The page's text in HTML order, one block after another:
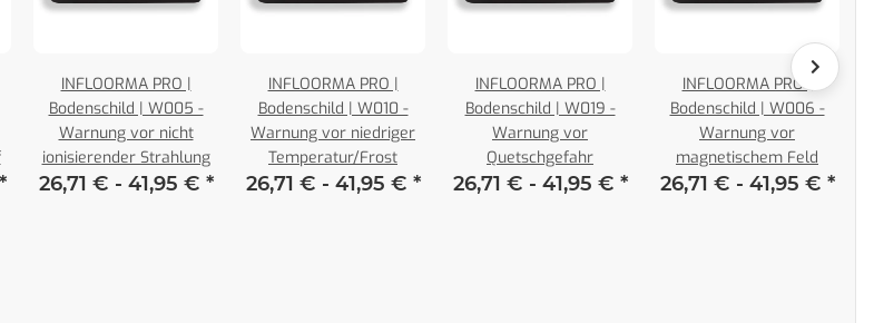
*
INFLOORMA PRO |
Bodenschild | W005 -
Warnung vor nicht
ionisierender Strahlung
26,71 € - 41,95 € *
INFLOORMA PRO |
Bodenschild | W010 -
Warnung vor niedriger
Temperatur/Frost
26,71 € - 41,95 € *
INFLOORMA PRO |
Bodenschild | W019 -
Warnung vor
Quetschgefahr
26,71 € - 41,95 € *
INFLOORMA PRO |
Bodenschild | W006 -
Warnung vor
magnetischem Feld
26,71 € - 41,95 € *